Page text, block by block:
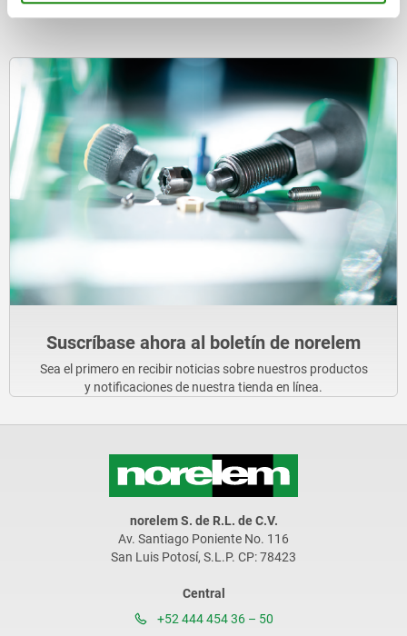
Suscríbase ahora al boletín de norelem
Sea el primero en recibir noticias sobre nuestros productos
y notificaciones de nuestra tienda en línea.
norelem S. de R.L. de C.V.
Av. Santiago Poniente No. 116
San Luis Potosí, S.L.P. CP: 78423
Central
+52 444 454 36 – 50